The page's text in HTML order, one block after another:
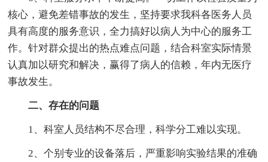
核心，避免差错事故的发生，坚持要求我科各医务人员
具有高度的服务意识，全力搞好以病人为中心的服务工
作。针对群众提出的热点难点问题，结合科室实际情景
认真加以研究和解决，赢得了病人的信赖，年内无医疗
事故发生。
二、存在的问题
1、科室人员结构不尽合理，科学分工难以实现。
2、个别专业的设备落后，严重影响实验结果的准确